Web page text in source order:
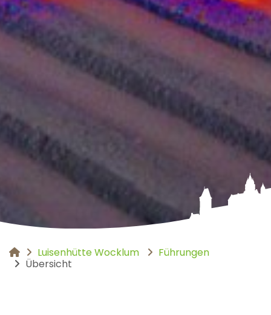
You are here:
Luisenhütte Wocklum
Führungen
Übersicht